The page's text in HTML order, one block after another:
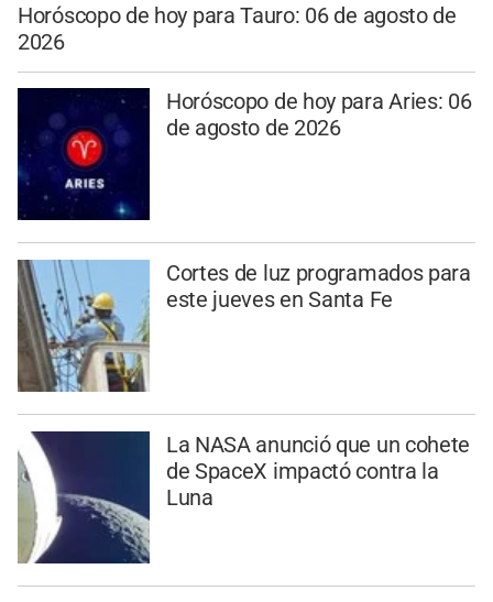
Horóscopo de hoy para Tauro: 06 de agosto de
2026
Horóscopo de hoy para Aries: 06
de agosto de 2026
Cortes de luz programados para
este jueves en Santa Fe
La NASA anunció que un cohete
de SpaceX impactó contra la
Luna